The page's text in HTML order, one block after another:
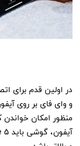
در اولین قدم برای
و وای فای بر روی